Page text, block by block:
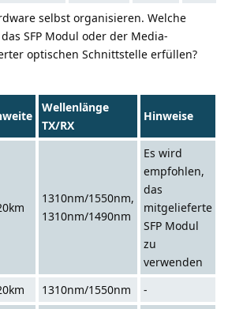
selbst organisieren. Welche
SFP Modul oder der Media-
optischen Schnittstelle erfüllen?
Wellenlänge
TX/RX
Hinweise
1310nm/1550nm,
1310nm/1490nm
Es wird
empfohlen,
das
mitgelieferte
SFP Modul
zu
verwenden
1310nm/1550nm -